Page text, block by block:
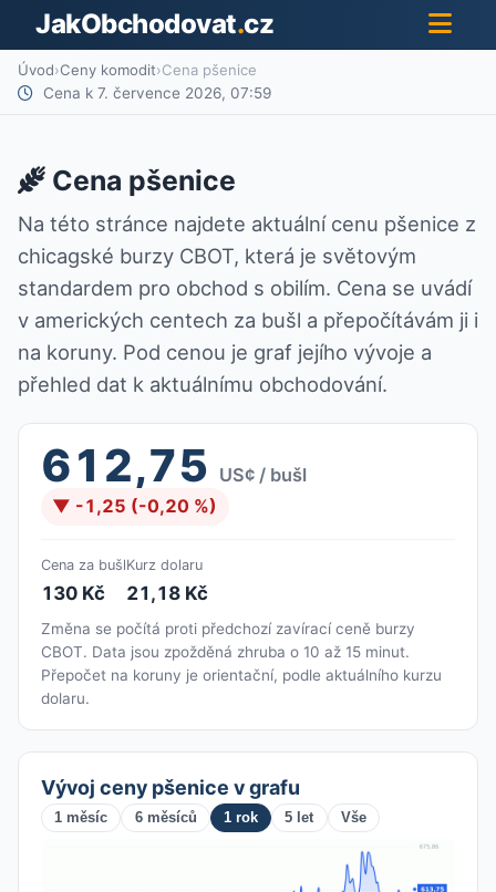
JakObchodovat.cz
Úvod›Ceny komodit›Cena pšenice
Cena k 7. července 2026, 07:59
Cena pšenice
Na této stránce najdete aktuální cenu pšenice z
chicagské burzy CBOT, která je světovým
standardem pro obchod s obilím. Cena se uvádí
v amerických centech za bušl a přepočítávám ji i
na koruny. Pod cenou je graf jejího vývoje a
přehled dat k aktuálnímu obchodování.
612,75 US¢ / bušl
▼ -1,25 (-0,20 %)
Cena za bušl
130 Kč
Kurz dolaru
21,18 Kč
Změna se počítá proti předchozí zavírací ceně burzy
CBOT. Data jsou zpožděná zhruba o 10 až 15 minut.
Přepočet na koruny je orientační, podle aktuálního kurzu
dolaru.
Vývoj ceny pšenice v grafu
1 měsíc 6 měsíců 1 rok 5 let Vše